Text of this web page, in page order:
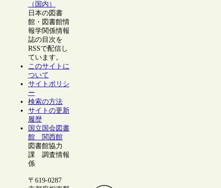
（国内）
日本の図書
館・図書館情
報学関係情報
誌の目次を
RSSで配信し
ています。
このサイトに
ついて
サイトポリシ
ー
検索の方法
サイトの更新
履歴
国立国会図書
館 関西館
図書館協力
課 調査情報
係
〒619-0287